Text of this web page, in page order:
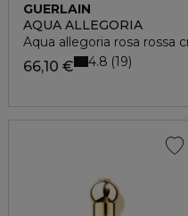
GUERLAIN
AQUA ALLEGORIA
Aqua allegoria rosa rossa
66,10 € 4.8 19